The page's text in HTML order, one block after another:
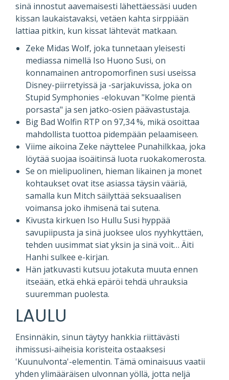
sinä innostut aavemaisesti lähettäessäsi uuden
kissan laukaistavaksi, vetäen kahta sirppiään
lattiaa pitkin, kun kissat lähtevät matkaan.
Zeke Midas Wolf, joka tunnetaan yleisesti
mediassa nimellä Iso Huono Susi, on
konnamainen antropomorfinen susi useissa
Disney-piirretyissä ja -sarjakuvissa, joka on
Stupid Symphonies -elokuvan "Kolme pientä
porsasta" ja sen jatko-osien päävastustaja.
Big Bad Wolfin RTP on 97,34 %, mikä osoittaa
mahdollista tuottoa pidempään pelaamiseen.
Viime aikoina Zeke näyttelee Punahilkkaa, joka
löytää suojaa isoäitinsä luota ruokakomerosta.
Se on mielipuolinen, hieman likainen ja monet
kohtaukset ovat itse asiassa täysin vääriä,
samalla kun Mitch säilyttää seksuaalisen
voimansa joko ihmisenä tai sutena.
Kivusta kirkuen Iso Hullu Susi hyppää
savupiipusta ja sinä juoksee ulos nyyhkyttäen,
tehden uusimmat siat yksin ja sinä voit… Äiti
Hanhi sulkee e-kirjan.
Hän jatkuvasti kutsuu jotakuta muuta ennen
itseään, etkä ehkä epäröi tehdä uhrauksia
suuremman puolesta.
LAULU
Ensinnäkin, sinun täytyy hankkia riittävästi
ihmissusi-aiheisia koristeita ostaaksesi
'Kuunulvonta'-elementin. Tämä ominaisuus vaatii
yhden ylimääräisen ulvonnan yöllä, jotta neljä